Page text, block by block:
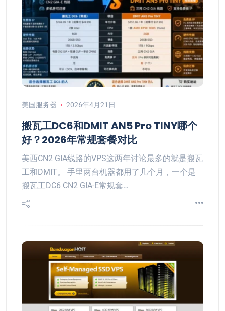
美国服务器 2026年4月21日
搬瓦工DC6和DMIT AN5 Pro TINY哪个
好？2026年常规套餐对比
美西CN2 GIA线路的VPS这两年讨论最多的就是搬瓦
工和DMIT。 手里两台机器都用了几个月，一个是
搬瓦工DC6 CN2 GIA-E常规套…